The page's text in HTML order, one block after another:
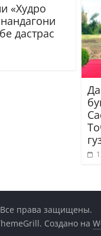
«Худро
дастрас
права защищены.
Создано на